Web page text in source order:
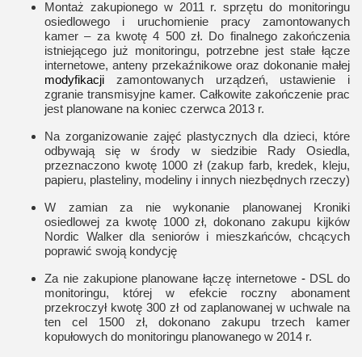
Montaż zakupionego w 2011 r. sprzętu do monitoringu
osiedlowego i uruchomienie pracy zamontowanych
kamer – za kwotę 4 500 zł. Do finalnego zakończenia
istniejącego już monitoringu, potrzebne jest stałe łącze
internetowe, anteny przekaźnikowe oraz dokonanie małej
modyfikacji zamontowanych urządzeń, ustawienie i
zgranie transmisyjne kamer. Całkowite zakończenie prac
jest planowane na koniec czerwca 2013 r.
Na zorganizowanie zajęć plastycznych dla dzieci, które
odbywają się w środy w siedzibie Rady Osiedla,
przeznaczono kwotę 1000 zł (zakup farb, kredek, kleju,
papieru, plasteliny, modeliny i innych niezbędnych rzeczy)
W zamian za nie wykonanie planowanej Kroniki
osiedlowej za kwotę 1000 zł, dokonano zakupu kijków
Nordic Walker dla seniorów i mieszkańców, chcących
poprawić swoją kondycję
Za nie zakupione planowane łączę internetowe - DSL do
monitoringu, której w efekcie roczny abonament
przekroczył kwotę 300 zł od zaplanowanej w uchwale na
ten cel 1500 zł, dokonano zakupu trzech kamer
kopułowych do monitoringu planowanego w 2014 r.